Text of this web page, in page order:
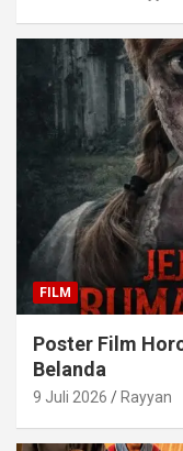
FILM
Poster Film
Belanda
9 Juli 2026 Rayyan